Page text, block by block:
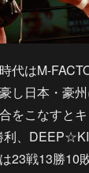
代はM-
し日本・豪
をこなすと
利、
23戦13勝10